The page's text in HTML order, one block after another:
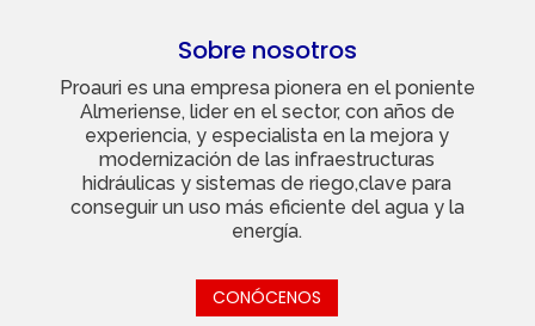
Sobre nosotros
Proauri es una empresa pionera en el poniente
Almeriense, lider en el sector, con años de
experiencia, y especialista en la mejora y
modernización de las infraestructuras
hidráulicas y sistemas de riego,clave para
conseguir un uso más eficiente del agua y la
energía.
CONÓCENOS